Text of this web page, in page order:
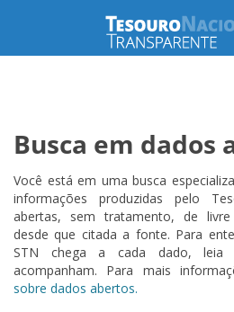
Busca em dados
Você está em uma busca
informações produzidas pelo
abertas, sem tratamento, de
desde que citada a fonte. Para
STN chega a cada dado, leia
acompanham. Para mais
sobre dados abertos.